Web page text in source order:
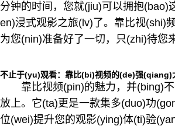
分钟的时间，您就(jiu)可以拥抱(bao)
en)浸式观影之旅(lv)了。靠比视(shi)
为您(nin)准备好了一切，只(zhi)待您
不止于(yu)观看：靠比(bi)视频的(de)强
靠比视频(pin)的魅力，并(bing)
放上。它(ta)更是一款集多(duo)功
位(wei)提升您的观影(ying)体(ti)验